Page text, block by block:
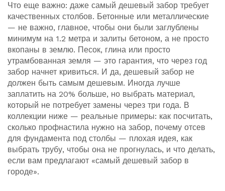
Что еще важно: даже самый дешевый забор требует
качественных столбов. Бетонные или металлические
— не важно, главное, чтобы они были заглублены
минимум на 1.2 метра и залиты бетоном, а не просто
вкопаны в землю. Песок, глина или просто
утрамбованная земля — это гарантия, что через год
забор начнет кривиться. И да, дешевый забор не
должен быть самым дешевым. Иногда лучше
заплатить на 20% больше, но выбрать материал,
который не потребует замены через три года. В
коллекции ниже — реальные примеры: как посчитать,
сколько профнастила нужно на забор, почему отсев
для фундамента под столбы — плохая идея, как
выбрать трубу, чтобы она не прогнулась, и что делать,
если вам предлагают «самый дешевый забор в
городе».